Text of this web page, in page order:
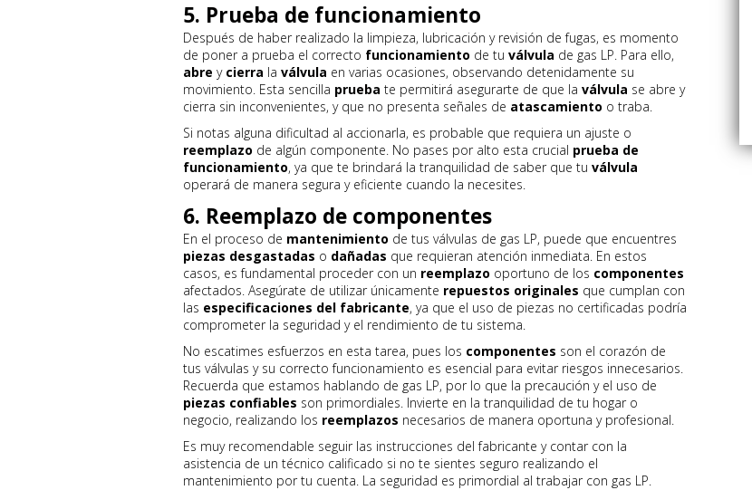
5. Prueba de funcionamiento
Después de haber realizado la limpieza, lubricación y revisión de fugas, es momento
de poner a prueba el correcto funcionamiento de tu válvula de gas LP. Para ello,
abre y cierra la válvula en varias ocasiones, observando detenidamente su
movimiento. Esta sencilla prueba te permitirá asegurarte de que la válvula se abre y
cierra sin inconvenientes, y que no presenta señales de atascamiento o traba.
Si notas alguna dificultad al accionarla, es probable que requiera un ajuste o
reemplazo de algún componente. No pases por alto esta crucial prueba de
funcionamiento, ya que te brindará la tranquilidad de saber que tu válvula
operará de manera segura y eficiente cuando la necesites.
6. Reemplazo de componentes
En el proceso de mantenimiento de tus válvulas de gas LP, puede que encuentres
piezas desgastadas o dañadas que requieran atención inmediata. En estos
casos, es fundamental proceder con un reemplazo oportuno de los componentes
afectados. Asegúrate de utilizar únicamente repuestos originales que cumplan con
las especificaciones del fabricante, ya que el uso de piezas no certificadas podría
comprometer la seguridad y el rendimiento de tu sistema.
No escatimes esfuerzos en esta tarea, pues los componentes son el corazón de
tus válvulas y su correcto funcionamiento es esencial para evitar riesgos innecesarios.
Recuerda que estamos hablando de gas LP, por lo que la precaución y el uso de
piezas confiables son primordiales. Invierte en la tranquilidad de tu hogar o
negocio, realizando los reemplazos necesarios de manera oportuna y profesional.
Es muy recomendable seguir las instrucciones del fabricante y contar con la
asistencia de un técnico calificado si no te sientes seguro realizando el
mantenimiento por tu cuenta. La seguridad es primordial al trabajar con gas LP.